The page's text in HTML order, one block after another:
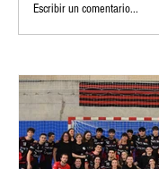
Escribir un comentario...